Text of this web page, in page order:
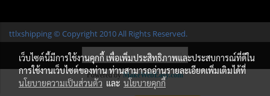
ttlxshipping © Copyright 2010 All Rights Reserved.
ผู้เข้าชมวันนี้ 1
Powered byMakeWebEasy.com
เว็บไซต์นี้มีการใช้งานคุกกี้ เพื่อเพิ่มประสิทธิภาพและประสบการณ์ที่ดีใน
การใช้งานเว็บไซต์ของท่าน ท่านสามารถอ่านรายละเอียดเพิ่มเติมได้ที่
นโยบายความเป็นส่วนตัว และ นโยบายคุกกี้